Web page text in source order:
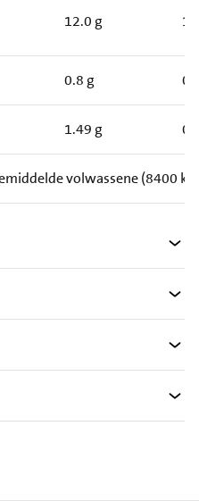
12.0 g
0.8 g
1.49 g
volwassene (8400